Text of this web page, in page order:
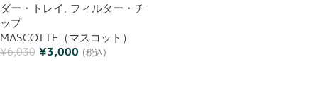
ダー・トレイ, フィルター・チ
ップ
MASCOTTE（マスコット）
¥6,030 ¥3,000 (税込)